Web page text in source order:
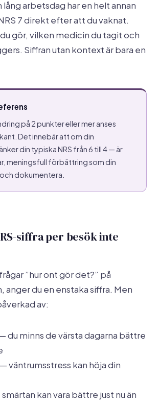
lång arbetsdag har en helt annan
7 direkt efter att du vaknat.
gör, vilken medicin du tagit och
Siffran utan kontext är bara en
på 2 punkter eller mer anses
Det innebär att om din
din typiska NRS från 6 till 4 — är
meningsfull förbättring som din
dokumentera.
siffra per besök inte
”hur ont gör det?” på
anger du en enstaka siffra. Men
av:
du minns de värsta dagarna bättre
— väntrumsstress kan höja din
kan vara bättre just nu än